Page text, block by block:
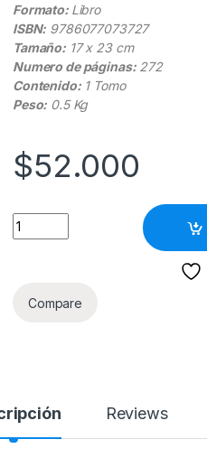
Formato: Libro
ISBN: 9786077073727
Tamaño: 17 x 23 cm
Numero de páginas:272
Contenido:1 Tomo
Peso: 0.5 Kg
$52.000
Análisis Y Diseño De Piezas
Compare
Reviews